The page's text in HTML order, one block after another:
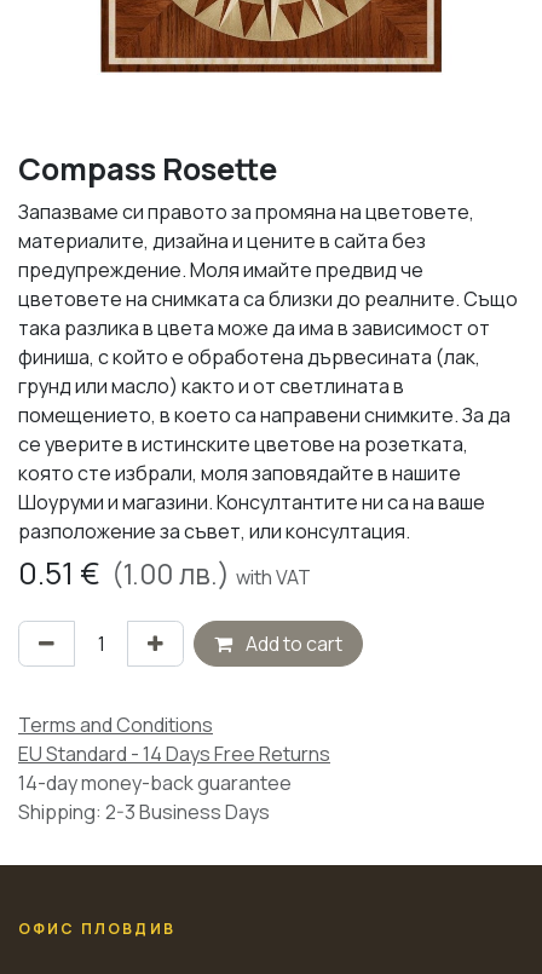
Compass Rosette
Запазваме си правото за промяна на цветовете,
материалите, дизайна и цените в сайта без
предупреждение. Моля имайте предвид че
цветовете на снимката са близки до реалните. Също
така разлика в цвета може да има в зависимост от
финиша, с който е обработена дървесината (лак,
грунд или масло) както и от светлината в
помещението, в което са направени снимките. За да
се уверите в истинските цветове на розетката,
която сте избрали, моля заповядайте в нашите
Шоуруми и магазини. Консултантите ни са на ваше
разположение за съвет, или консултация.
0.51 € (1.00лв.) with VAT
Add to cart
Terms and Conditions
EU Standard - 14 Days Free Returns
14-day money-back guarantee
Shipping: 2-3 Business Days
ОФИС ПЛОВДИВ